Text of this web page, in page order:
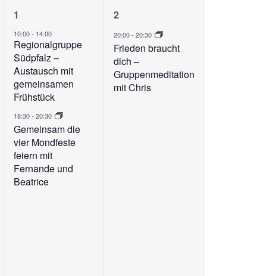
2
Veranstaltungen,
1
10:00- 14:00
Regionalgruppe
Südpfalz –
Austausch mit
gemeinsamen
Frühstück
18:30-20:30
Gemeinsam die
vier Mondfeste
feiern mit
Fernande und
Beatrice
1
Veranstaltung,
2
20:00-20:30
Frieden braucht
dich –
Gruppenmeditation
mit Chris